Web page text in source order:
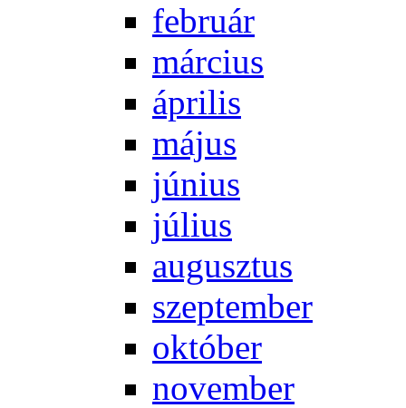
feb­ru­ár
már­ci­us
áp­ri­lis
má­jus
jú­ni­us
jú­li­us
au­gusz­tus
szep­tem­ber
ok­tó­ber
no­vem­ber